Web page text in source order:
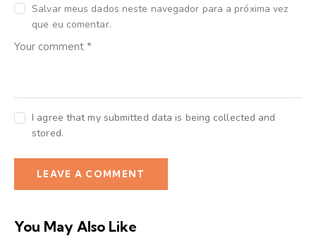
Salvar meus dados neste navegador para a próxima vez
que eu comentar.
I agree that my submitted data is being collected and
stored.
You May Also Like